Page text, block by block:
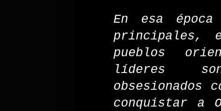
En esa
principales,
pueblos
líderes
obsesionados
conquistar a